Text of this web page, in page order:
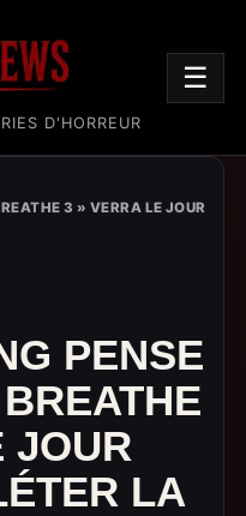
D'HORREUR
☰
3 » VERRA LE JOUR
PENSE
JOUR
LA